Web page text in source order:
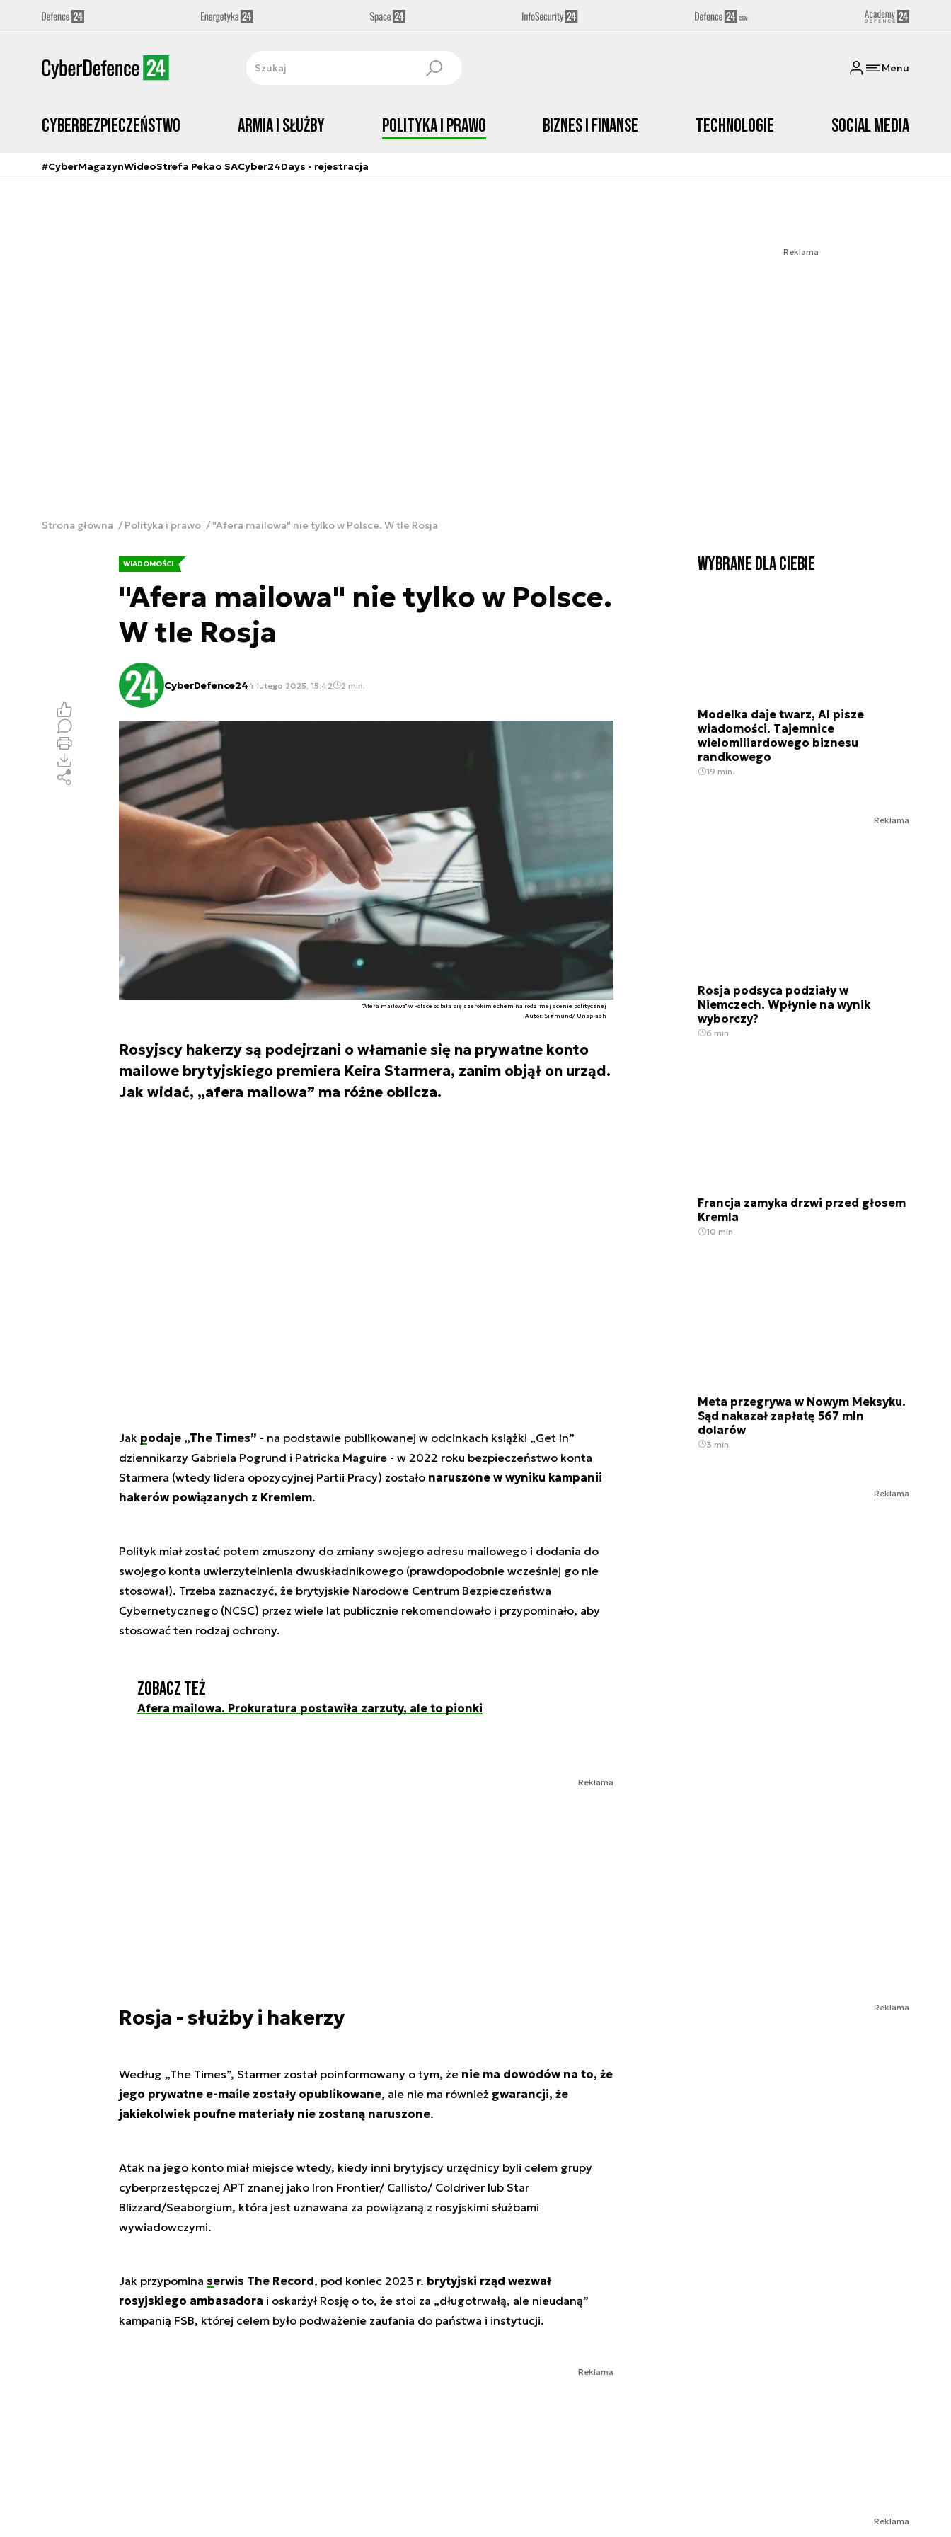
Menu
Cyberbezpieczeństwo Armia i Służby Polityka i prawo Biznes i Finanse Technologie Social media
#CyberMagazynWideoStrefa Pekao SACyber24Days - rejestracja
Reklama
Strona główna Polityka i prawo "Afera mailowa" nie tylko w Polsce. W tle Rosja
WIADOMOŚCI
"Afera mailowa" nie tylko w Polsce.
W tle Rosja
CyberDefence244 lutego 2025, 15:42 2 min.
"Afera mailowa" w Polsce odbiła się szerokim echem na rodzimej scenie politycznej
Autor. Sigmund/ Unsplash
Rosyjscy hakerzy są podejrzani o włamanie się na prywatne konto
mailowe brytyjskiego premiera Keira Starmera, zanim objął on urząd.
Jak widać, „afera mailowa” ma różne oblicza.
Jak podaje „The Times” - na podstawie publikowanej w odcinkach książki „Get In”
dziennikarzy Gabriela Pogrund i Patricka Maguire - w 2022 roku bezpieczeństwo konta
Starmera (wtedy lidera opozycyjnej Partii Pracy) zostało naruszone w wyniku kampanii
hakerów powiązanych z Kremlem.
Polityk miał zostać potem zmuszony do zmiany swojego adresu mailowego i dodania do
swojego konta uwierzytelnienia dwuskładnikowego (prawdopodobnie wcześniej go nie
stosował). Trzeba zaznaczyć, że brytyjskie Narodowe Centrum Bezpieczeństwa
Cybernetycznego (NCSC) przez wiele lat publicznie rekomendowało i przypominało, aby
stosować ten rodzaj ochrony.
Zobacz też
Afera mailowa. Prokuratura postawiła zarzuty, ale to pionki
Reklama
Rosja - służby i hakerzy
Według „The Times”, Starmer został poinformowany o tym, że nie ma dowodów na to, że
jego prywatne e-maile zostały opublikowane, ale nie ma również gwarancji, że
jakiekolwiek poufne materiały nie zostaną naruszone.
Atak na jego konto miał miejsce wtedy, kiedy inni brytyjscy urzędnicy byli celem grupy
cyberprzestępczej APT znanej jako Iron Frontier/ Callisto/ Coldriver lub Star
Blizzard/Seaborgium, która jest uznawana za powiązaną z rosyjskimi służbami
wywiadowczymi.
Jak przypomina serwis The Record, pod koniec 2023 r. brytyjski rząd wezwał
rosyjskiego ambasadora i oskarżył Rosję o to, że stoi za „długotrwałą, ale nieudaną”
kampanią FSB, której celem było podważenie zaufania do państwa i instytucji.
Reklama
Wybrane dla Ciebie
Modelka daje twarz, AI pisze
wiadomości. Tajemnice
wielomiliardowego biznesu
randkowego
19 min.
Reklama
Rosja podsyca podziały w
Niemczech. Wpłynie na wynik
wyborczy?
6 min.
Francja zamyka drzwi przed głosem
Kremla
10 min.
Meta przegrywa w Nowym Meksyku.
Sąd nakazał zapłatę 567 mln
dolarów
3 min.
Reklama
Reklama
Reklama